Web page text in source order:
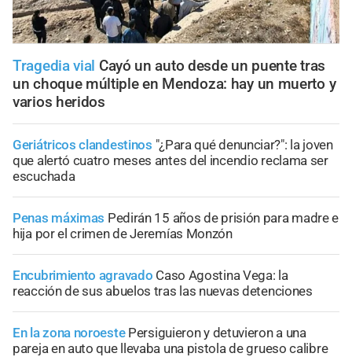
Tragedia vial Cayó un auto desde un puente tras
un choque múltiple en Mendoza: hay un muerto y
varios heridos
Geriátricos clandestinos "¿Para qué denunciar?": la joven
que alertó cuatro meses antes del incendio reclama ser
escuchada
Penas máximas Pedirán 15 años de prisión para madre e
hija por el crimen de Jeremías Monzón
Encubrimiento agravado Caso Agostina Vega: la
reacción de sus abuelos tras las nuevas detenciones
En la zona noroeste Persiguieron y detuvieron a una
pareja en auto que llevaba una pistola de grueso calibre